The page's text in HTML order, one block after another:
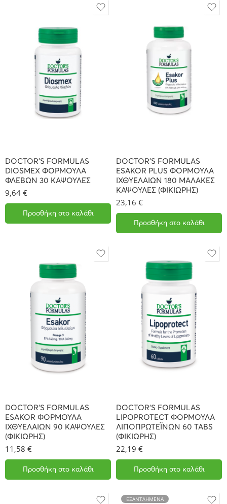
DOCTOR’S FORMULAS
DIOSMEX ΦΟΡΜΟΥΛΑ
ΦΛΕΒΩΝ 30 ΚΑΨΟΥΛΕΣ
9,64 €
Προσθήκη στο καλάθι
DOCTOR’S FORMULAS
ESAKOR PLUS ΦΟΡΜΟΥΛΑ
ΙΧΘΥΕΛΑΙΩΝ 180 ΜΑΛΑΚΕΣ
ΚΑΨΟΥΛΕΣ (ΦΙΚΙΩΡΗΣ)
23,16 €
Προσθήκη στο καλάθι
DOCTOR’S FORMULAS
ESAKOR ΦΟΡΜΟΥΛΑ
ΙΧΘΥΕΛΑΙΩΝ 90 ΚΑΨΟΥΛΕΣ
(ΦΙΚΙΩΡΗΣ)
11,58 €
Προσθήκη στο καλάθι
DOCTOR’S FORMULAS
LIPOPROTECT ΦΟΡΜΟΥΛΑ
ΛΙΠΟΠΡΩΤΕΪΝΩΝ 60 TABS
(ΦΙΚΙΩΡΗΣ)
22,19 €
Προσθήκη στο καλάθι
ΕΞΑΝΤΛΗΜΈΝΑ